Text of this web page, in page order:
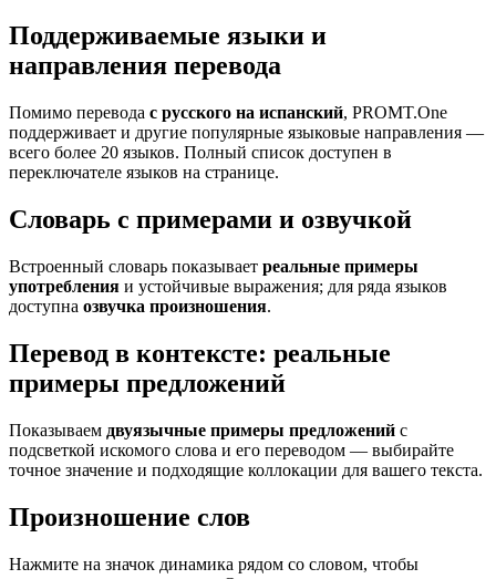
Поддерживаемые языки и
направления перевода
Помимо перевода с русского на испанский, PROMT.One
поддерживает и другие популярные языковые направления —
всего более 20 языков. Полный список доступен в
переключателе языков на странице.
Словарь с примерами и озвучкой
Встроенный словарь показывает реальные примеры
употребления и устойчивые выражения; для ряда языков
доступна озвучка произношения.
Перевод в контексте: реальные
примеры предложений
Показываем двуязычные примеры предложений с
подсветкой искомого слова и его переводом — выбирайте
точное значение и подходящие коллокации для вашего текста.
Произношение слов
Нажмите на значок динамика рядом со словом, чтобы